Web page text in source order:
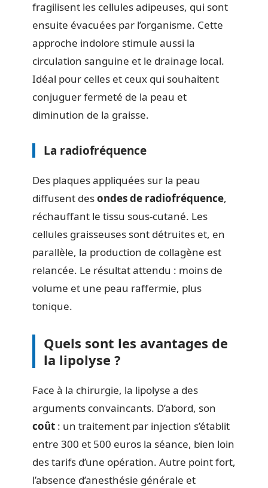
fragilisent les cellules adipeuses, qui sont
ensuite évacuées par l’organisme. Cette
approche indolore stimule aussi la
circulation sanguine et le drainage local.
Idéal pour celles et ceux qui souhaitent
conjuguer fermeté de la peau et
diminution de la graisse.
La radiofréquence
Des plaques appliquées sur la peau
diffusent desondes de radiofréquence,
réchauffant le tissu sous-cutané. Les
cellules graisseuses sont détruites et, en
parallèle, la production de collagène est
relancée. Le résultat attendu : moins de
volume et une peau raffermie, plus
tonique.
Quels sont les avantages de
la lipolyse ?
Face à la chirurgie, la lipolyse a des
arguments convaincants. D’abord, son
coût : un traitement par injection s’établit
entre 300 et 500 euros la séance, bien loin
des tarifs d’une opération. Autre point fort,
l’absence d’anesthésie générale et